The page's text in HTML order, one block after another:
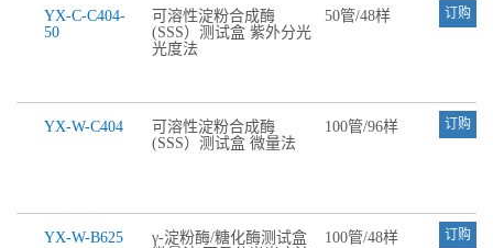
YX-C-C404-
50
可溶性淀粉合成酶
(SSS）测试盒 紫外分光
光度法
50管/48样 订购
YX-W-C404
可溶性淀粉合成酶
(SSS）测试盒 微量法
100管/96样 订购
YX-W-B625
γ-淀粉酶/糖化酶测试盒
100管/48样 订购